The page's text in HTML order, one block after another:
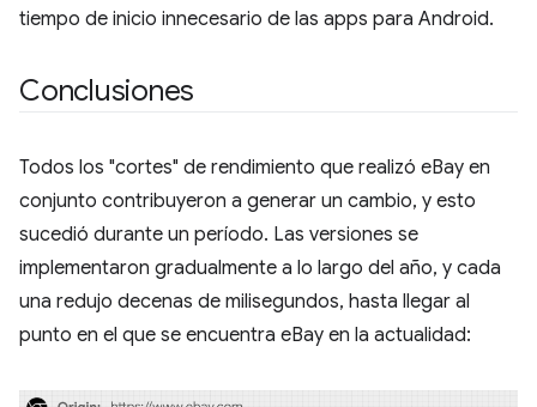
tiempo de inicio innecesario de las apps para Android.
Conclusiones
Todos los "cortes" de rendimiento que realizó eBay en
conjunto contribuyeron a generar un cambio, y esto
sucedió durante un período. Las versiones se
implementaron gradualmente a lo largo del año, y cada
una redujo decenas de milisegundos, hasta llegar al
punto en el que se encuentra eBay en la actualidad: